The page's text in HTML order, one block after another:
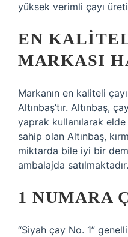
yüksek verimli çayı
EN
MARKASI
Markanın en kaliteli
Altınbaş’tır. Altınbaş,
yaprak kullanılarak
sahip olan Altınbaş,
miktarda bile iyi bir
ambalajda satılmaktadır.
1 NUMARA
“Siyah çay No. 1”